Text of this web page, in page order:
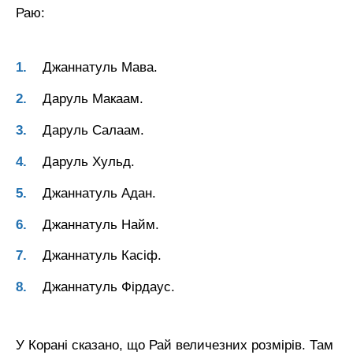
Раю:
Джаннатуль Мава.
Даруль Макаам.
Даруль Салаам.
Даруль Хульд.
Джаннатуль Адан.
Джаннатуль Найм.
Джаннатуль Касіф.
Джаннатуль Фірдаус.
У Корані сказано, що Рай величезних розмірів. Там